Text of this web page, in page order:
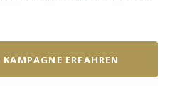
ERFAHREN